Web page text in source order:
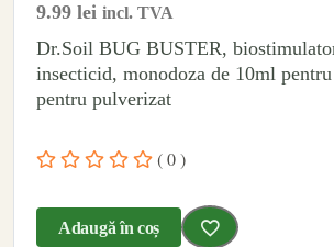
9.99 lei incl. TVA
Dr.Soil BUG BUSTER,
insecticid, monodoza de 10ml
pentru pulverizat
( 0 )
Adaugă în coș